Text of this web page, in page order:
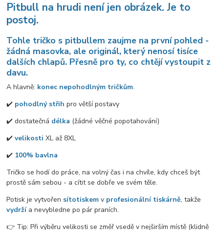
Pitbull na hrudi není jen obrázek. Je to
postoj.
Tohle tričko s pitbullem zaujme na první pohled -
žádná masovka, ale originál, který nenosí tisíce
dalších chlapů. Přesně pro ty, co chtějí vystoupit z
davu.
A hlavně: konec nepohodlným tričkům.
✔️ pohodlný střih pro větší postavy
✔️ dostatečná délka (žádné věčné popotahování)
✔️velikosti XL až 8XL
✔️ 100% bavlna
Tričko se hodí do práce, na volný čas i na chvíle, kdy chceš být
prostě sám sebou - a cítit se dobře ve svém těle.
Potisk je vytvořen sítotiskem v profesionální tiskárně, takže
vydržía nevybledne po pár praních.
👉 Tip: Při výběru velikosti se změř vsedě v nejširším místě (klidně